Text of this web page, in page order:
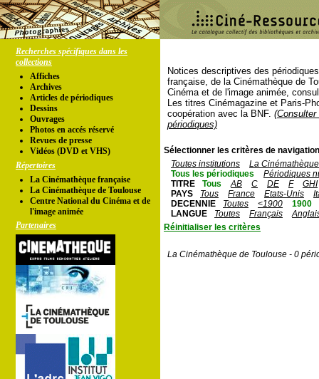
Recherches spécifiques dans les
collections
Affiches
Archives
Articles de périodiques
Dessins
Ouvrages
Photos en accés réservé
Revues de presse
Vidéos (DVD et VHS)
Répertoires
La Cinémathèque française
La Cinémathèque de Toulouse
Centre National du Cinéma et de
l'image animée
Partenaires
Notices descriptives des
française, de la Cinémathèque de
Cinéma et de l'image animée,
Les titres Cinémagazine et Paris-
coopération avec la BNF.
périodiques)
Sélectionner les critères de
Toutes institutions
La
Tous les périodiques
Périodiques
TITRE
Tous AB C DE F
GHI
PAYS
Tous France Etats-Unis
DECENNIE
Toutes <1900
1900
LANGUE
Toutes Français
Réinitialiser les critères
La Cinémathèque de Toulouse - 0